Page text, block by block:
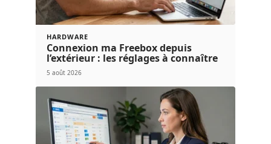
HARDWARE
Connexion ma Freebox depuis
l’extérieur : les réglages à connaître
5 août 2026